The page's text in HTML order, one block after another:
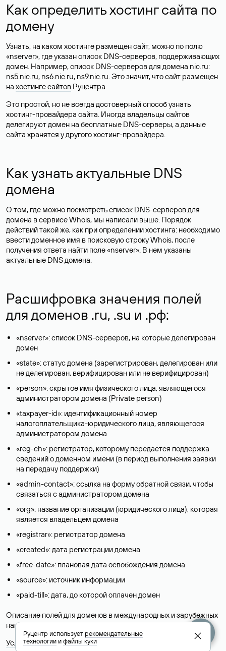
Как определить хостинг сайта по
домену
Узнать, на каком хостинге размещен сайт, можно по полю
«nserver», где указан список DNS-серверов, поддерживающих
домен. Например, список DNS-серверов для домена nic.ru:
ns5.nic.ru, ns6.nic.ru, ns9.nic.ru. Это значит, что сайт размещен
на хостинге сайтов Руцентра.
Это простой, но не всегда достоверный способ узнать
хостинг-провайдера сайта. Иногда владельцы сайтов
делегируют домен на бесплатные DNS-серверы, а данные
сайта хранятся у другого хостинг-провайдера.
Как узнать актуальные DNS
домена
О том, где можно посмотреть список DNS-серверов для
домена в сервисе Whois, мы написали выше. Порядок
действий такой же, как при определении хостинга: необходимо
ввести доменное имя в поисковую строку Whois, после
получения ответа найти поле «nserver». В нем указаны
актуальные DNS домена.
Расшифровка значения полей
для доменов .ru, .su и .рф:
«nserver»: список DNS-серверов, на которые делегирован
домен
«state»: статус домена (зарегистрирован, делегирован или
не делегирован, верифицирован или не верифицирован)
«person»: скрытое имя физического лица, являющегося
администратором домена (Privatе person)
«taxpayer-id»: идентификационный номер
налогоплательщика-юридического лица, являющегося
администратором домена
«reg-ch»: регистратор, которому передается поддержка
сведений о доменном имени (в период выполнения заявки
на передачу поддержки)
«admin-contact»: ссылка на форму обратной связи, чтобы
связаться с администратором домена
«org»: название организации (юридического лица), которая
является владельцем домена
«registrar»: регистратор домена
«created»: дата регистрации домена
«free-date»: плановая дата освобождения домена
«source»: источник информации
«paid-till»: дата, до которой оплачен домен
Описание полей для доменов в международных и зарубежных
национальных доменах представлены в разделе «Помощь».
Условия использования Whois-сервиса
Руцентр используетрекомендательные
технологииифайлы куки